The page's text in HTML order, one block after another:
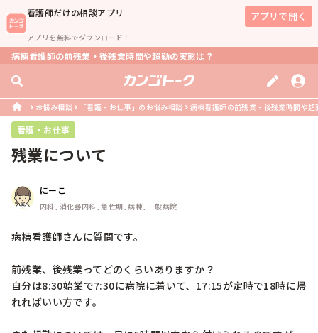
看護師だけの相談アプリ
アプリを無料でダウンロード！
アプリで開く
病棟看護師の前残業・後残業時間や超勤の実態は？
お悩み相談 「看護・お仕事」のお悩み相談 病棟看護師の前残業・後残業時間や
看護・お仕事
残業について
にーこ
内科, 消化器内科, 急性期, 病棟, 一般病院
病棟看護師さんに質問です。
前残業、後残業ってどのくらいありますか？
自分は8:30始業で7:30に病院に着いて、17:15が定時で18時に帰
れればいい方です。